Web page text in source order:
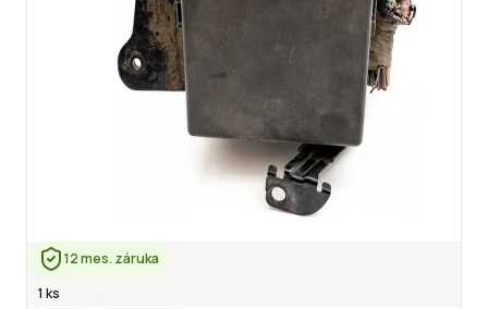
12 mes. záruka
1 ks